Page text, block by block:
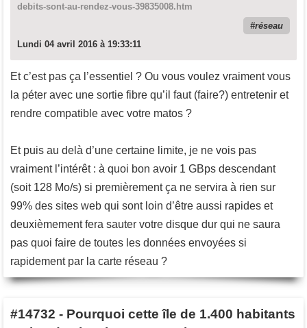
debits-sont-au-rendez-vous-39835008.htm
réseau
Lundi 04 avril 2016 à 19:33:11
Et c’est pas ça l’essentiel ? Ou vous voulez vraiment vous
la péter avec une sortie fibre qu’il faut (faire?) entretenir et
rendre compatible avec votre matos ?
Et puis au delà d’une certaine limite, je ne vois pas
vraiment l’intérêt : à quoi bon avoir 1 GBps descendant
(soit 128 Mo/s) si premièrement ça ne servira à rien sur
99% des sites web qui sont loin d’être aussi rapides et
deuxièmement fera sauter votre disque dur qui ne saura
pas quoi faire de toutes les données envoyées si
rapidement par la carte réseau ?
#14732 - Pourquoi cette île de 1.400 habitants